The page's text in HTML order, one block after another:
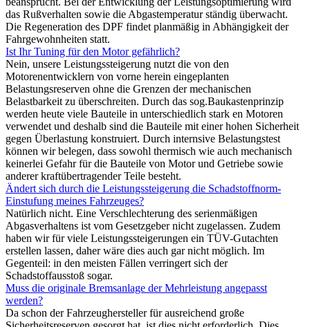
das Rußverhalten sowie die Abgastemperatur ständig überwacht.
Die Regeneration des DPF findet planmäßig in Abhängigkeit der
Fahrgewohnheiten statt.
Ist Ihr Tuning für den Motor gefährlich?
Nein, unsere Leistungssteigerung nutzt die von den
Motorenentwicklern von vorne herein eingeplanten
Belastungsreserven ohne die Grenzen der mechanischen
Belastbarkeit zu überschreiten. Durch das sog.Baukastenprinzip
werden heute viele Bauteile in unterschiedlich stark en Motoren
verwendet und deshalb sind die Bauteile mit einer hohen Sicherheit
gegen Überlastung konstruiert. Durch internsive Belastungstest
können wir belegen, dass sowohl thermisch wie auch mechanisch
keinerlei Gefahr für die Bauteile von Motor und Getriebe sowie
anderer kraftübertragender Teile besteht.
Ändert sich durch die Leistungssteigerung die Schadstoffnorm-
Einstufung meines Fahrzeuges?
Natürlich nicht. Eine Verschlechterung des serienmäßigen
Abgasverhaltens ist vom Gesetzgeber nicht zugelassen. Zudem
haben wir für viele Leistungssteigerungen ein TÜV-Gutachten
erstellen lassen, daher wäre dies auch gar nicht möglich. Im
Gegenteil: in den meisten Fällen verringert sich der
Schadstoffausstoß sogar.
Muss die originale Bremsanlage der Mehrleistung angepasst
werden?
Da schon der Fahrzeughersteller für ausreichend große